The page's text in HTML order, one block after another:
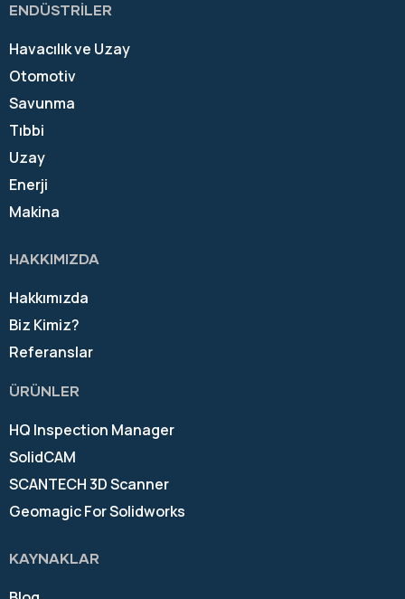
ENDÜSTRİLER
Havacılık ve Uzay
Otomotiv
Savunma
Tıbbi
Uzay
Enerji
Makina
HAKKIMIZDA
Hakkımızda
Biz Kimiz?
Referanslar
ÜRÜNLER
HQ Inspection Manager
SolidCAM
SCANTECH 3D Scanner
Geomagic For Solidworks
KAYNAKLAR